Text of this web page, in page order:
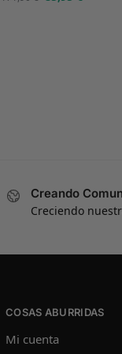
Creando
Creciendo
COSAS ABURRIDAS
Mi cuenta